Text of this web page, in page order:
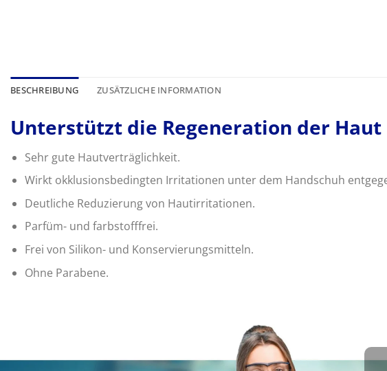
BESCHREIBUNG ZUSÄTZLICHE INFORMATION
Unterstützt die Regeneration der
Sehr gute Hautverträglichkeit.
Wirkt okklusionsbedingten Irritationen unter dem Handschuh
Deutliche Reduzierung von Hautirritationen.
Parfüm- und farbstofffrei.
Frei von Silikon- und Konservierungsmitteln.
Ohne Parabene.